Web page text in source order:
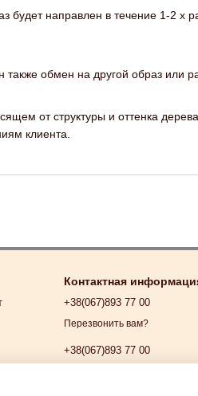
будет направлен в течение 1-2 х
обмен на другой образ или
от структуры и оттенка
клиента.
Контактная
+38(067)893 77 00
Перезвонить вам?
+38(067)893 77 00